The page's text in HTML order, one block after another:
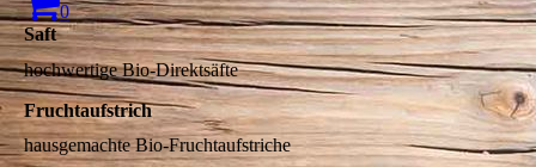
0
Saft
hochwertige Bio-Direktsäfte
Fruchtaufstrich
hausgemachte Bio-Fruchtaufstriche